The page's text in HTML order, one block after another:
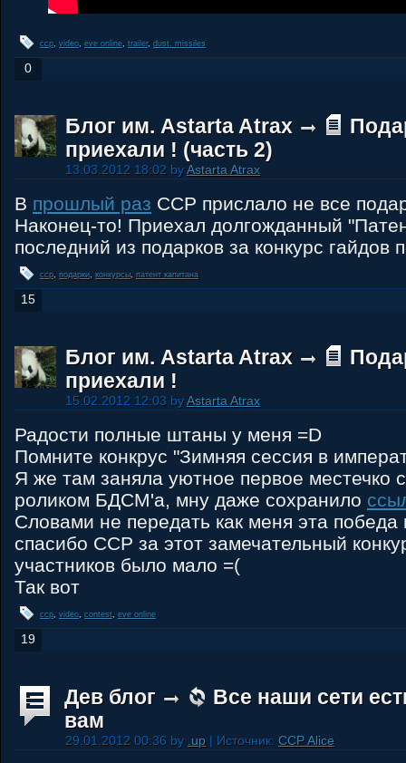
ccp, video, eve online, trailer, dust. missiles
0
Блог им. Astarta Atrax
приехали ! (часть 2)
13.03.2012 18:02 byAstarta Atrax
В прошлый раз ССР прислало не все
Наконец-то! Приехал долгожданный
последний из подарков за конкурс гайдов
ccp, подарки конкурсы, патент капитана
15
Блог им. Astarta Atrax
приехали !
15.02.2012 12:03 byAstarta Atrax
Радости полные штаны у меня =D
Помните конкрус "Зимняя сессия в
Я же там заняла уютное первое местечко
роликом БДСМ'а, мну даже сохранило
Словами не передать как меня эта победа
спасибо CCP за этот замечательный
участников было мало =(
Так вот
ccp, video, contest eve online
19
Дев блог
Все наши сети
вам
29.01.2012 00:36 by .up | Источник: CCP Alice